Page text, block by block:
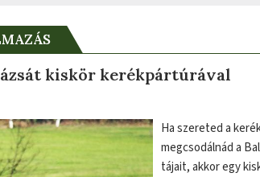
kiskör kerékpártúrával
Ha szereted a
megcsodálnád a
tájait, akkor egy